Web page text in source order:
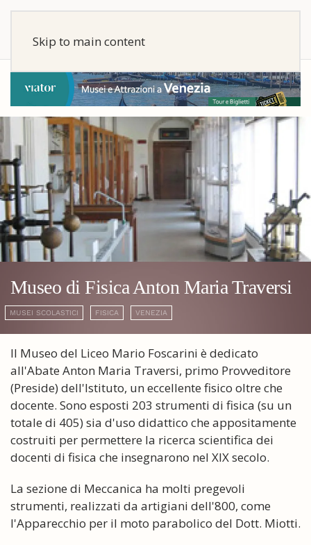
Skip to main content
Museo di Fisica Anton Maria Traversi
MUSEI SCOLASTICI FISICA VENEZIA
Il Museo del Liceo Mario Foscarini è dedicato
all'Abate Anton Maria Traversi, primo Provveditore
(Preside) dell'Istituto, un eccellente fisico oltre che
docente. Sono esposti 203 strumenti di fisica (su un
totale di 405) sia d'uso didattico che appositamente
costruiti per permettere la ricerca scientifica dei
docenti di fisica che insegnarono nel XIX secolo.
La sezione di Meccanica ha molti pregevoli
strumenti, realizzati da artigiani dell'800, come
l'Apparecchio per il moto parabolico del Dott. Miotti.